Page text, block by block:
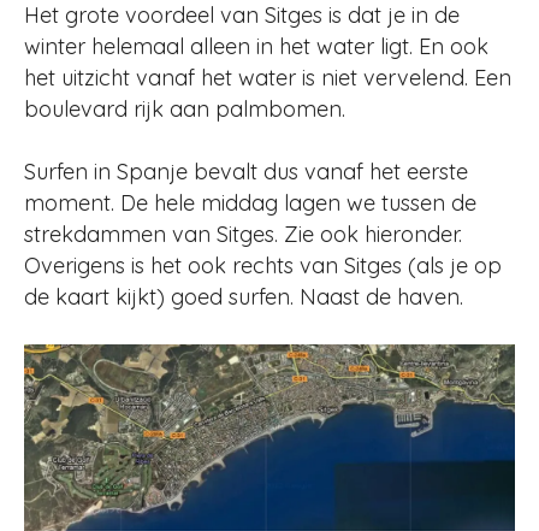
Het grote voordeel van Sitges is dat je in de
winter helemaal alleen in het water ligt. En ook
het uitzicht vanaf het water is niet vervelend. Een
boulevard rijk aan palmbomen.
Surfen in Spanje bevalt dus vanaf het eerste
moment. De hele middag lagen we tussen de
strekdammen van Sitges. Zie ook hieronder.
Overigens is het ook rechts van Sitges (als je op
de kaart kijkt) goed surfen. Naast de haven.